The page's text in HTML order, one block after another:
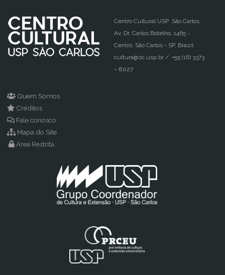
–
Vivian
Centro Cultural USP São Carlos
Av. Dr. Carlos Botelho, 1465 -
Centro, São Carlos - SP, Brazil
cultura@sc.usp.br / +55 (16) 3373
– 8027
Quem Somos
Créditos
Fale conosco
Mapa do Site
Área Restrita